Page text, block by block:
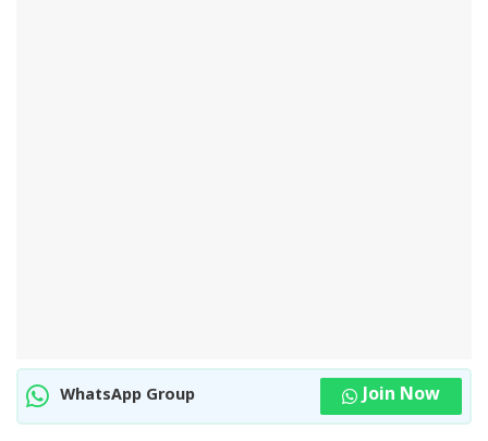
WhatsApp Group Join Now